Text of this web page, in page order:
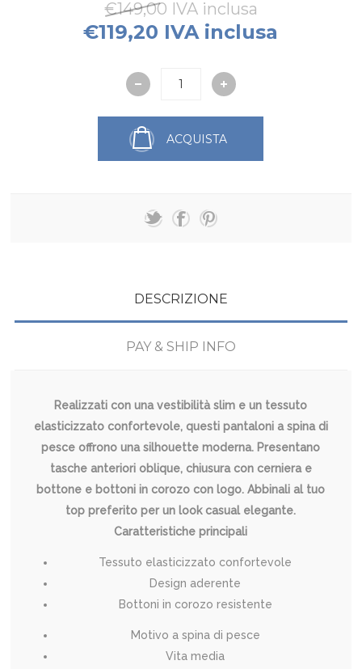
€149,00 IVA inclusa
€119,20 IVA inclusa
ACQUISTA
DESCRIZIONE
PAY & SHIP INFO
Realizzati con una vestibilità slim e un tessuto
elasticizzato confortevole, questi pantaloni a spina di
pesce offrono una silhouette moderna. Presentano
tasche anteriori oblique, chiusura con cerniera e
bottone e bottoni in corozo con logo. Abbinali al tuo
top preferito per un look casual elegante.
Caratteristiche principali
Tessuto elasticizzato confortevole
Design aderente
Bottoni in corozo resistente
Motivo a spina di pesce
Vita media